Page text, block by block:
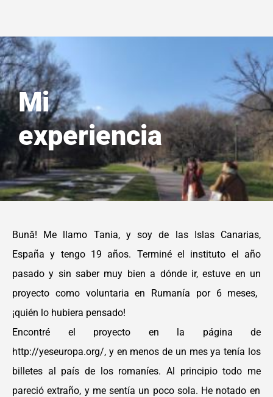
Mi
experiencia
Bună! Me llamo Tania, y soy de las Islas Canarias,
España y tengo 19 años. Terminé el instituto el año
pasado y sin saber muy bien a dónde ir, estuve en un
proyecto como voluntaria en Rumanía por 6 meses,
¡quién lo hubiera pensado!
Encontré el proyecto en la página de
http://yeseuropa.org/, y en menos de un mes ya tenía los
billetes al país de los romaníes. Al principio todo me
pareció extraño, y me sentía un poco sola. He notado en